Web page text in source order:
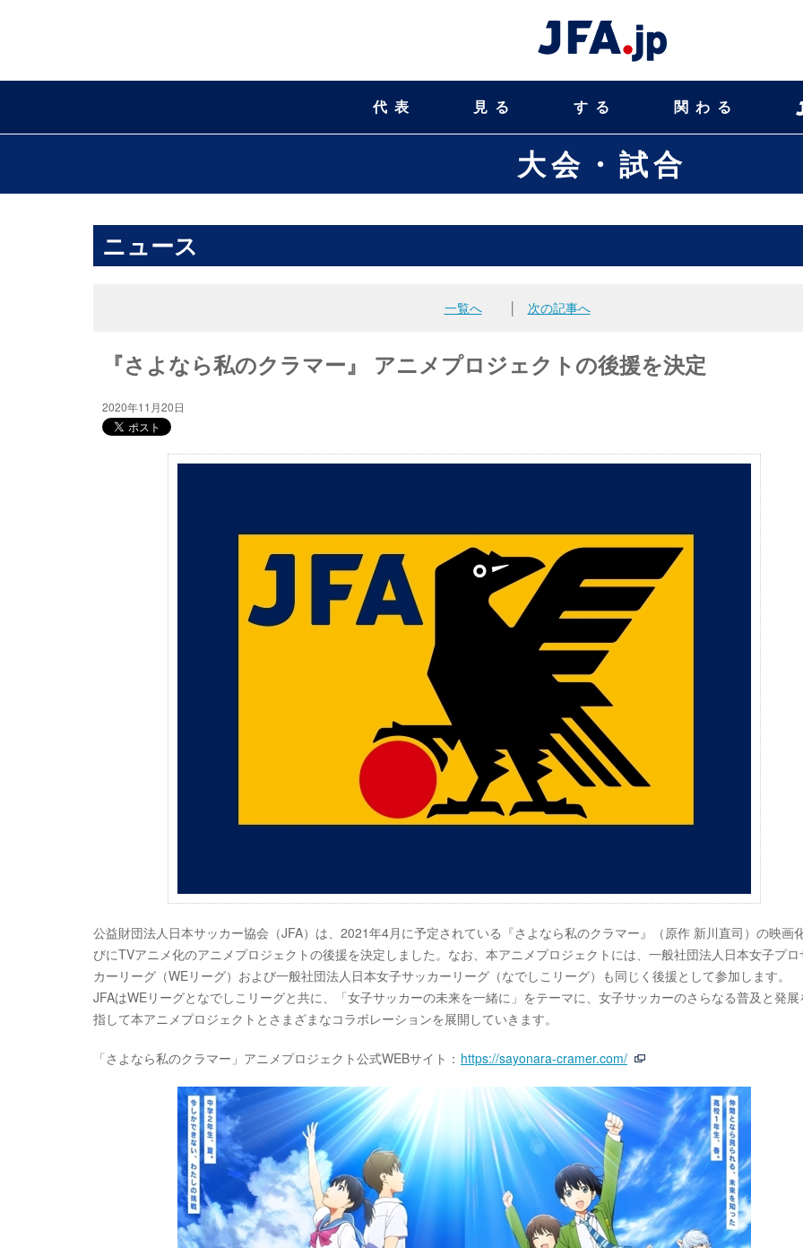
代表 見る する 関わる
大会・試合
ニュース
一覧へ 次の記事へ
『さよなら私のクラマー』 アニメプロジェクトの後援を決定
2020年11月20日
公益財団法人日本サッカー協会（JFA）は、2021年4月に予定されている『さよなら私のクラマー』（原作 新川直司）の映画
びにTVアニメ化のアニメプロジェクトの後援を決定しました。なお、本アニメプロジェクトには、一般社団法人日本女子プロ
カーリーグ（WEリーグ）および一般社団法人日本女子サッカーリーグ（なでしこリーグ）も同じく後援として参加します。
JFAはWEリーグとなでしこリーグと共に、「女子サッカーの未来を一緒に」をテーマに、女子サッカーのさらなる普及と発展
指して本アニメプロジェクトとさまざまなコラボレーションを展開していきます。
「さよなら私のクラマー」アニメプロジェクト公式WEBサイト： https://sayonara-cramer.com/